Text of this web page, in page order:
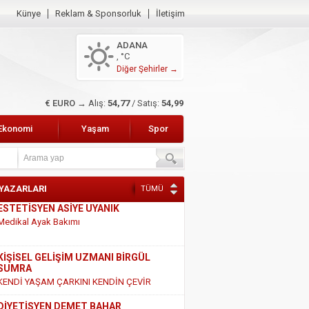
Künye Reklam & Sponsorluk İletişim
ADANA
, °C
Diğer Şehirler →
$ DOLAR → Alış: 47,45/ Satış: 47,65
Yaşam Spor
TÜMÜ
GELİŞİM UZMANI BİRGÜL
DEMET BAHAR
SÜT VE SÜT ÜRÜNLERİ HAKKINDAKİ